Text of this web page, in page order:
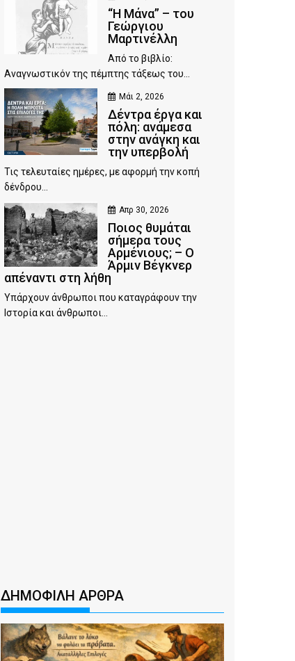
“Η Μάνα” – του
Γεώργιου
Μαρτινέλλη
Από το βιβλίο:
Αναγνωστικόν της πέμπτης τάξεως του...
Μάι 2, 2026
Δέντρα έργα και
πόλη: ανάμεσα
στην ανάγκη και
την υπερβολή
Τις τελευταίες ημέρες, με αφορμή την κοπή
δένδρου...
Απρ 30, 2026
Ποιος θυμάται
σήμερα τους
Αρμένιους; – Ο
Άρμιν Βέγκνερ
απέναντι στη λήθη
Υπάρχουν άνθρωποι που καταγράφουν την
Ιστορία και άνθρωποι...
ΔΗΜΟΦΙΛΗ ΑΡΘΡΑ